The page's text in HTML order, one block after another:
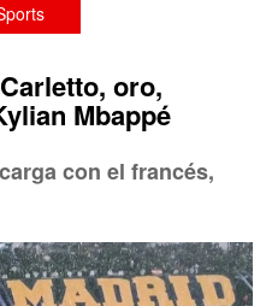
oro,
Mbappé
con el francés,